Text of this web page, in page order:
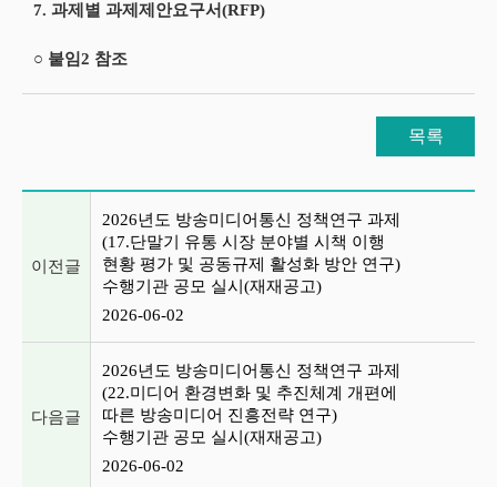
7. 과제별 과제제안요구서(RFP)
○ 붙임2 참조
목록
이전글
2026년도 방송미디어통신 정책연구 과제
(17.단말기 유통 시장 분야별 시책 이행
현황 평가 및 공동규제 활성화 방안 연구)
수행기관 공모 실시(재재공고)
2026-06-02
다음글
2026년도 방송미디어통신 정책연구 과제
(22.미디어 환경변화 및 추진체계 개편에
따른 방송미디어 진흥전략 연구)
수행기관 공모 실시(재재공고)
2026-06-02